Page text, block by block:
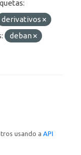
derivativos
deban
usando a API